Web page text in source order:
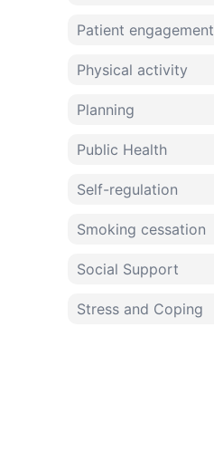
Patient engagement
Physical activity
Planning
Public Health
Self-regulation
Smoking cessation
Social Support
Stress and Coping